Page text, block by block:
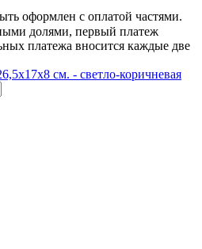
оформлен с оплатой частями.
долями, первый платеж
платежа вносится каждые две
см. - светло-коричневая